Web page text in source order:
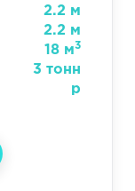
2.2 м
2.2 м
18 м3
3 тонн
р